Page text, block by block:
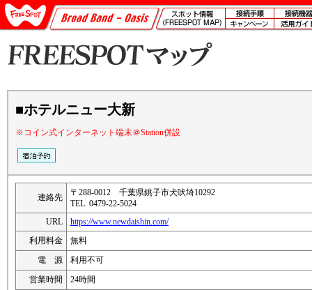
■ホテルニュー大新
※コイン式インターネット端末＠Station併設
連絡先
〒288-0012 千葉県銚子市犬吠埼10292
TEL. 0479-22-5024
URL
https://www.newdaishin.com/
利用料金
無料
電 源
利用不可
営業時間
24時間